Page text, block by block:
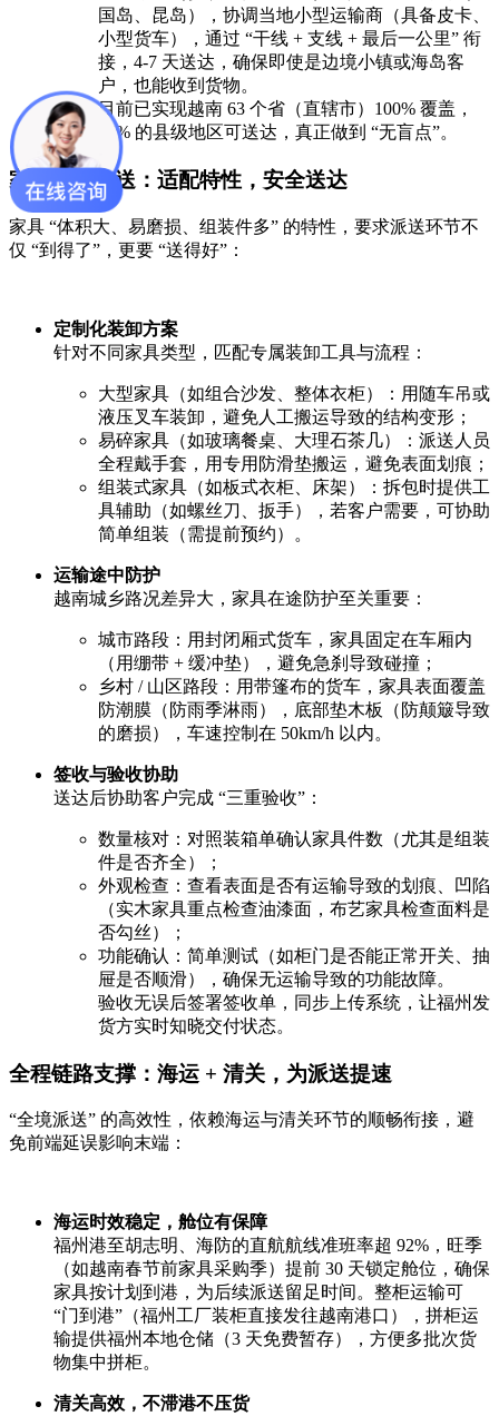
国岛、昆岛），协调当地小型运输商（具备皮卡、
小型货车），通过 “干线 + 支线 + 最后一公里” 衔
接，4-7 天送达，确保即使是边境小镇或海岛客
户，也能收到货物。
目前已实现越南 63 个省（直辖市）100% 覆盖，
95% 的县级地区可送达，真正做到 “无盲点”。
家具专项派送：适配特性，安全送达
家具 “体积大、易磨损、组装件多” 的特性，要求派送环节不
仅 “到得了”，更要 “送得好”：
定制化装卸方案
针对不同家具类型，匹配专属装卸工具与流程：
大型家具（如组合沙发、整体衣柜）：用随车吊或
液压叉车装卸，避免人工搬运导致的结构变形；
易碎家具（如玻璃餐桌、大理石茶几）：派送人员
全程戴手套，用专用防滑垫搬运，避免表面划痕；
组装式家具（如板式衣柜、床架）：拆包时提供工
具辅助（如螺丝刀、扳手），若客户需要，可协助
简单组装（需提前预约）。
运输途中防护
越南城乡路况差异大，家具在途防护至关重要：
城市路段：用封闭厢式货车，家具固定在车厢内
（用绷带 + 缓冲垫），避免急刹导致碰撞；
乡村 / 山区路段：用带篷布的货车，家具表面覆盖
防潮膜（防雨季淋雨），底部垫木板（防颠簸导致
的磨损），车速控制在 50km/h 以内。
签收与验收协助
送达后协助客户完成 “三重验收”：
数量核对：对照装箱单确认家具件数（尤其是组装
件是否齐全）；
外观检查：查看表面是否有运输导致的划痕、凹陷
（实木家具重点检查油漆面，布艺家具检查面料是
否勾丝）；
功能确认：简单测试（如柜门是否能正常开关、抽
屉是否顺滑），确保无运输导致的功能故障。
验收无误后签署签收单，同步上传系统，让福州发
货方实时知晓交付状态。
全程链路支撑：海运 + 清关，为派送提速
“全境派送” 的高效性，依赖海运与清关环节的顺畅衔接，避
免前端延误影响末端：
海运时效稳定，舱位有保障
福州港至胡志明、海防的直航航线准班率超 92%，旺季
（如越南春节前家具采购季）提前 30 天锁定舱位，确保
家具按计划到港，为后续派送留足时间。整柜运输可
“门到港”（福州工厂装柜直接发往越南港口），拼柜运
输提供福州本地仓储（3 天免费暂存），方便多批次货
物集中拼柜。
清关高效，不滞港不压货